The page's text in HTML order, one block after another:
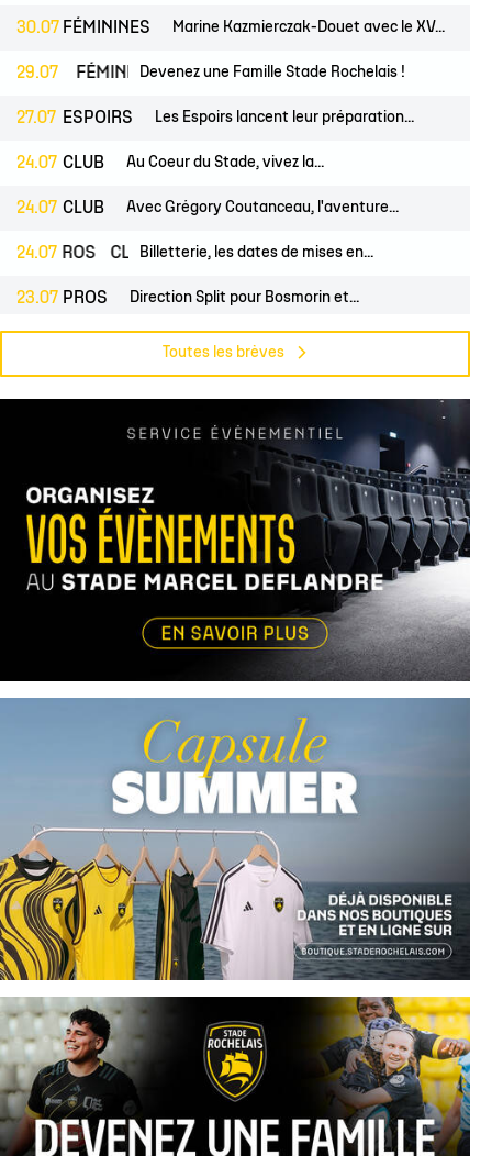
30.07 FÉMININES Marine Kazmierczak-Douet avec le XV...
29.07FÉMININES CLUB
Devenez une Famille Stade Rochelais !
27.07 ESPOIRS Les Espoirs lancent leur préparation...
24.07 CLUB Au Coeur du Stade, vivez la...
24.07 CLUB Avec Grégory Coutanceau, l'aventure...
24.07
PROS CLUB Billetterie, les dates de mises en...
23.07 PROS Direction Split pour Bosmorin et...
Pré-saison du groupe professionnel,...
Toutes les brèves